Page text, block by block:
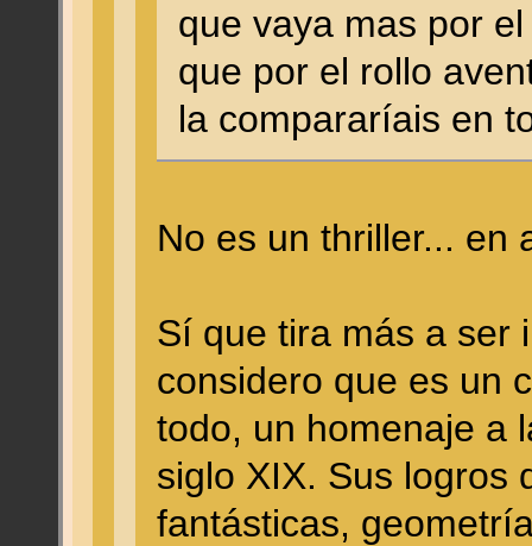
que vaya mas por
que por el rollo
la compararíais en
No es un thriller...
Sí que tira más a ser
considero que es un
todo, un homenaje a
siglo XIX. Sus logros
fantásticas,